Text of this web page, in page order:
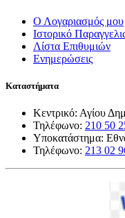
Ο Λογαριασμός μου
Ιστορικό
Λίστα Επιθυμιών
Ενημερώσεις
Καταστήματα
Κεντρικό: Αγίου
Τηλέφωνο: 210 50
Υποκατάστημα:
Τηλέφωνο: 213 02